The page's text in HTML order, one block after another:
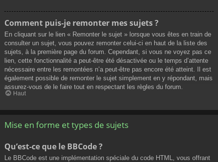
Comment puis-je remonter mes sujets ?
En cliquant sur le lien « Remonter le sujet » lorsque vous êtes en train de
consulter un sujet, vous pouvez remonter celui-ci en haut de la liste des
sujets, à la première page du forum. Cependant, si vous ne voyez pas ce
lien, cette fonctionnalité a peut-être été désactivée ou le temps d’attente
nécessaire entre les remontées n’a peut-être pas encore été atteint. Il est
également possible de remonter le sujet simplement en y répondant, mais
assurez-vous de le faire tout en respectant les règles du forum.
Haut
Mise en forme et types de sujets
Qu’est-ce que le BBCode ?
Le BBCode est une implémentation spéciale du code HTML, vous offrant